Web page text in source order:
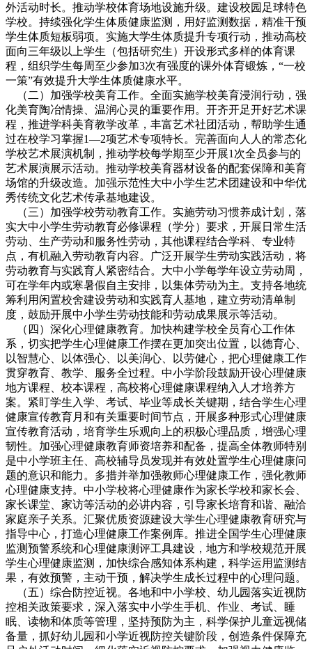
外活动时长。推动学校体育场地设施升级。建设校园足球特色
学校。持续强化学生体质健康监测，用好监测数据，精准干预
学生体质短板弱项。实施大学生体质提升专项行动，推动高校
面向三年级以上学生（包括研究生）开设形式多样的体育课
程，组织学生每周至少参加3次有强度的课外体育锻炼，“一校
一策”有效提升大学生体质健康水平。
（二）加强学校美育工作。全面实施学校美育浸润行动，强
化美育陶冶情操、温润心灵的重要作用。开齐开足开好艺术课
程，推进学科美育教学改革，丰富艺术社团活动，帮助学生通
过在校学习掌握1—2项艺术专项特长。完善面向人人的常态化
学校艺术展演机制，推动学校每学期至少开展1次全员参与的
艺术展演展示活动。推动学校美育器材设备的配套保障和美育
场馆的升级改造。加强示范性大中小学生艺术团建设和中华优
秀传统文化艺术传承基地建设。
（三）加强学校劳动教育工作。实施劳动习惯养成计划，落
实大中小学生劳动教育必修课程（学分）要求，开展日常生活
劳动、生产劳动和服务性劳动，其他课程结合学科、专业特
点，有机融入劳动教育内容。广泛开展学生劳动实践活动，将
劳动教育与实践育人紧密结合。大中小学每学年设立劳动周，
可在学年内或寒暑假自主安排，以集体劳动为主。支持各地统
筹利用闲置校舍建设劳动和实践育人基地，建立劳动清单制
度，鼓励开展中小学生劳动技能和劳动成果展示等活动。
（四）深化心理健康教育。加快构建学校全员育心工作体
系，切实把学生心理健康工作摆在更加突出位置，以德育心、
以智慧心、以体强心、以美润心、以劳健心，把心理健康工作
贯穿教育、教学、服务全过程。中小学阶段鼓励开设心理健康
地方课程、校本课程，高校将心理健康课程纳入人才培养方
案。紧盯学生入学、考试、毕业等成长关键期，结合学生心理
健康宣传教育月和有关重要时间节点，开展多种形式心理健康
宣传教育活动，培育学生乐观向上的积极心理品质，增强心理
韧性。加强心理健康教育师资培养和配备，提高全体教师特别
是中小学班主任、高校辅导员发现并有效处置学生心理健康问
题的意识和能力。多措并举加强教师心理健康工作，强化教师
心理健康支持。中小学校将心理健康作为家长学校和家长会、
家长课堂、家访等活动的必讲内容，引导家长培育和谐、融洽
家庭亲子关系。汇聚优质资源建设大学生心理健康教育研究与
指导中心，打造心理健康工作案例库。推进全国学生心理健康
监测预警系统和心理健康测评工具建设，地方和学校规范开展
学生心理健康监测，加快综合感知体系构建，科学运用监测结
果，有效预警，主动干预，解决学生成长过程中的心理问题。
（五）综合防控近视。各地和中小学校、幼儿园落实近视防
控相关政策要求，深入落实中小学生手机、作业、考试、睡
眠、读物和体质等管理，坚持预防为主，科学保护儿童远视储
备量，抓好幼儿园和小学近视防控关键阶段，创造条件保障充